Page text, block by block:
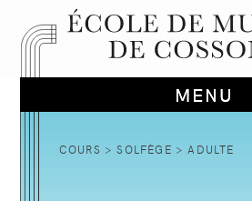
COURS >SOLFÈGE > ADULTE